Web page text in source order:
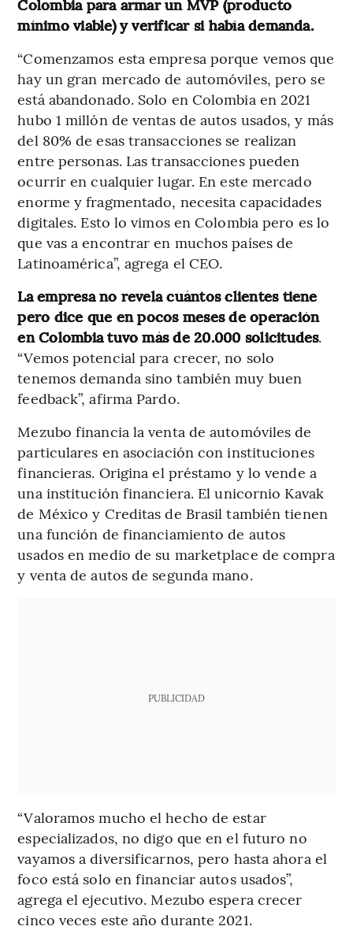
Colombia para armar un MVP (producto
mínimo viable) y verificar si había demanda.
“Comenzamos esta empresa porque vemos que
hay un gran mercado de automóviles, pero se
está abandonado. Solo en Colombia en 2021
hubo 1 millón de ventas de autos usados, y más
del 80% de esas transacciones se realizan
entre personas. Las transacciones pueden
ocurrir en cualquier lugar. En este mercado
enorme y fragmentado, necesita capacidades
digitales. Esto lo vimos en Colombia pero es lo
que vas a encontrar en muchos países de
Latinoamérica”, agrega el CEO.
La empresa no revela cuántos clientes tiene
pero dice que en pocos meses de operación
en Colombia tuvo más de 20.000 solicitudes.
“Vemos potencial para crecer, no solo
tenemos demanda sino también muy buen
feedback”, afirma Pardo.
Mezubo financia la venta de automóviles de
particulares en asociación con instituciones
financieras. Origina el préstamo y lo vende a
una institución financiera. El unicornio Kavak
de México y Creditas de Brasil también tienen
una función de financiamiento de autos
usados en medio de su marketplace de compra
y venta de autos de segunda mano.
PUBLICIDAD
“Valoramos mucho el hecho de estar
especializados, no digo que en el futuro no
vayamos a diversificarnos, pero hasta ahora el
foco está solo en financiar autos usados”,
agrega el ejecutivo. Mezubo espera crecer
cinco veces este año durante 2021.